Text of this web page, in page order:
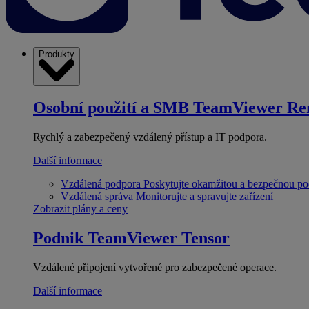
Produkty
Osobní použití a SMB TeamViewer
Rychlý a zabezpečený vzdálený přístup a IT podpora.
Další informace
Vzdálená podpora Poskytujte okamžitou a bezpečnou
Vzdálená správa Monitorujte a spravujte zařízení
Zobrazit plány a ceny
Podnik TeamViewer Tensor
Vzdálené připojení vytvořené pro zabezpečené operace.
Další informace